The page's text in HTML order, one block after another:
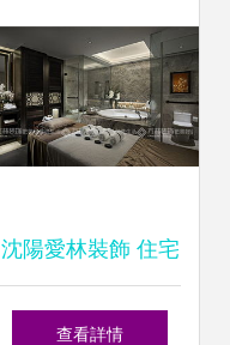
沈陽愛林裝飾 住宅
室內裝修工期詳解
查看詳情